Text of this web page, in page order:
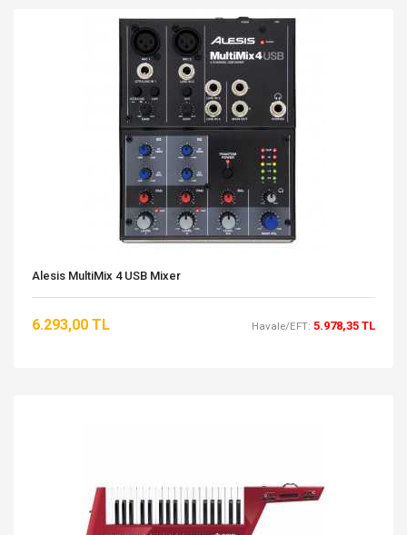
Alesis MultiMix 4 USB Mixer
6.293,00 TL Havale/EFT: 5.978,35 TL